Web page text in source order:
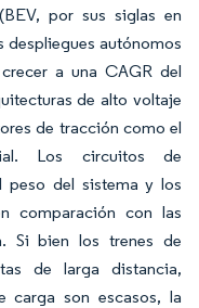
por sus siglas en
despliegues autónomos
a una CAGR del
de alto voltaje
de tracción como el
Los circuitos de
peso del sistema y los
comparación con las
Si bien los trenes de
de larga distancia,
carga son escasos, la